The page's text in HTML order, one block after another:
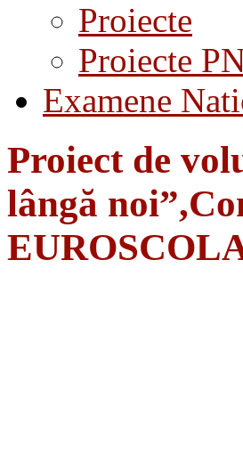
Proiecte
Proiecte
Examene
Proiect de
lângă